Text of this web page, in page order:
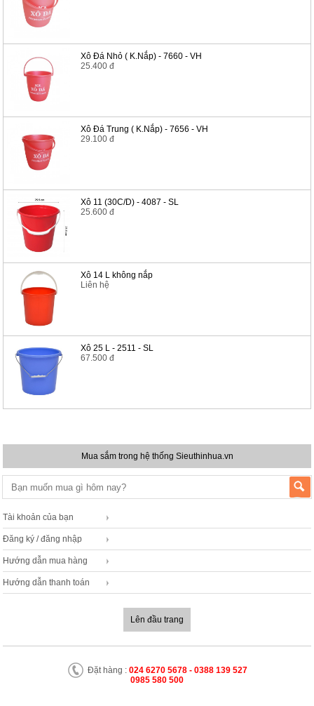
Xô Đá Nhỏ ( K.Nắp) - 7660 - VH
25.400 đ
Xô Đá Trung ( K.Nắp) - 7656 - VH
29.100 đ
Xô 11 (30C/D) - 4087 - SL
25.600 đ
Xô 14 L không nắp
Liên hệ
Xô 25 L - 2511 - SL
67.500 đ
Mua sắm trong hệ thống Sieuthinhua.vn
Tài khoản của bạn
Đăng ký / đăng nhập
Hướng dẫn mua hàng
Hướng dẫn thanh toán
Lên đầu trang
Đặt hàng : 024 6270 5678 - 0388 139 527
0985 580 500